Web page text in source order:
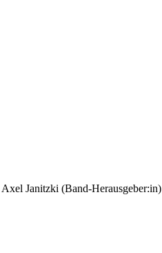
Axel Janitzki (Band-Herausgeber:in)